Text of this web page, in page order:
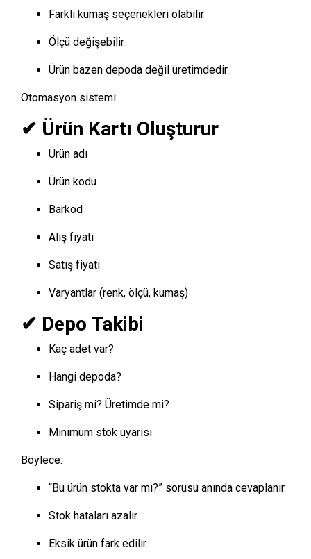
Farklı kumaş seçenekleri olabilir
Ölçü değişebilir
Ürün bazen depoda değil üretimdedir
Otomasyon sistemi:
✔ Ürün Kartı Oluşturur
Ürün adı
Ürün kodu
Barkod
Alış fiyatı
Satış fiyatı
Varyantlar (renk, ölçü, kumaş)
✔ Depo Takibi
Kaç adet var?
Hangi depoda?
Sipariş mi? Üretimde mi?
Minimum stok uyarısı
Böylece:
“Bu ürün stokta var mı?” sorusu anında cevaplanır.
Stok hataları azalır.
Eksik ürün fark edilir.